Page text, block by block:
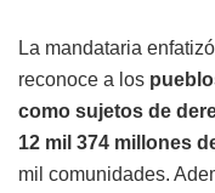
La mandataria
reconoce a los
como sujetos de
12 mil 374 millones
mil comunidades.